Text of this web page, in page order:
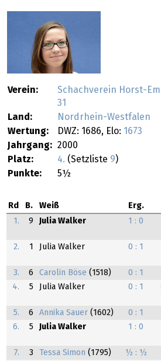
Verein:
Schachverein Horst-
31
Land:
Nordrhein-Westfalen
Wertung:
DWZ: 1686, Elo: 1673
Jahrgang: 2000
Platz:
4. (Setzliste 9)
Punkte:
5½
Rd B. Weiß Erg.
1.
9 Julia Walker 1 : 0
2.
1 Julia Walker 0 : 1
3. 6 Carolin Böse (1518) 0 : 1
4.
5 Julia Walker 0 : 1
5.
6 Annika Sauer (1602) 0 : 1
6.
5 Julia Walker 1 : 0
7. 3 Tessa Simon (1795) ½ : ½